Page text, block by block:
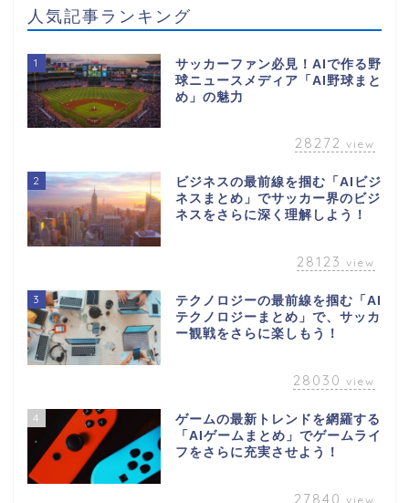
人気記事ランキング
1
サッカーファン必見！AIで作る野
球ニュースメディア「AI野球まと
め」の魅力
28272 view
2
ビジネスの最前線を掴む「AIビジ
ネスまとめ」でサッカー界のビジ
ネスをさらに深く理解しよう！
28123 view
3
テクノロジーの最前線を掴む「AI
テクノロジーまとめ」で、サッカ
ー観戦をさらに楽しもう！
28030 view
4
ゲームの最新トレンドを網羅する
「AIゲームまとめ」でゲームライ
フをさらに充実させよう！
27840 view